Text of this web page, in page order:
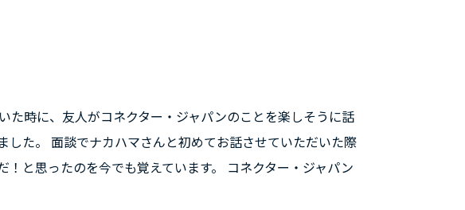
時に、友人がコネクター・ジャパンのことを楽しそうに話
した。 面談でナカハマさんと初めてお話させていただいた際
と思ったのを今でも覚えています。 コネクター・ジャパン